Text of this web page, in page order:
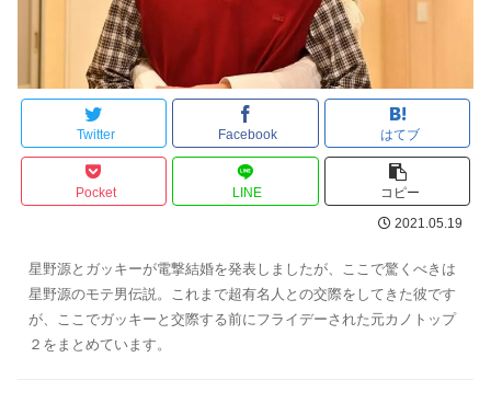
Twitter Facebook はてブ
Pocket LINE コピー
2021.05.19
星野源とガッキーが電撃結婚を発表しましたが、ここで驚くべきは
星野源のモテ男伝説。これまで超有名人との交際をしてきた彼です
が、ここでガッキーと交際する前にフライデーされた元カノトップ
２をまとめています。